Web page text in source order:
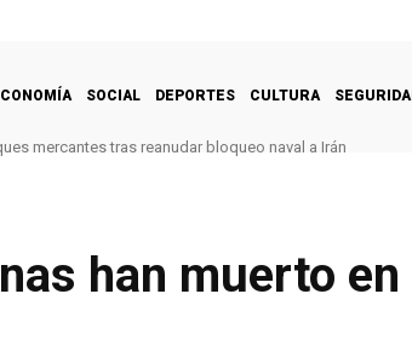
SOCIAL DEPORTES CULTURA
mercantes tras reanudar bloqueo naval a Irán
han muerto en